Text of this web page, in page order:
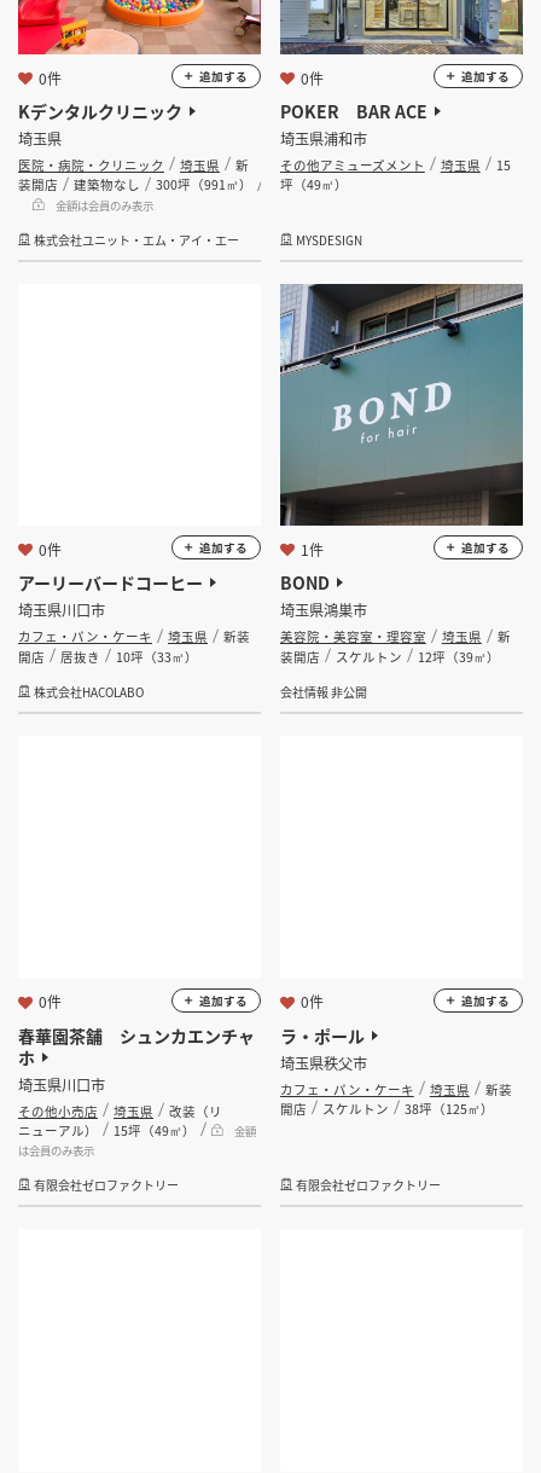
Kデンタルクリニック
埼玉県
医院・病院・クリニック 埼玉県
新
装開店
建築物なし 300坪（991㎡）
金額は会員のみ表示
株式会社ユニット・エム・アイ・エー
0件 追加する
POKER BAR ACE
埼玉県浦和市
その他アミューズメント 埼玉県
15
坪（49㎡）
MYSDESIGN
0件 追加する
アーリーバードコーヒー
埼玉県川口市
カフェ・パン・ケーキ 埼玉県
新装
開店
居抜き
10坪（33㎡）
株式会社HACOLABO
0件 追加する
BOND
埼玉県鴻巣市
美容院・美容室・理容室 埼玉県
新
装開店
スケルトン
12坪（39㎡）
会社情報 非公開
1件 追加する
春華園茶舗 シュンカエンチャ
ホ
埼玉県川口市
その他小売店 埼玉県
改装（リ
ニューアル）
15坪（49㎡）
金額
は会員のみ表示
有限会社ゼロファクトリー
0件 追加する
ラ・ポール
埼玉県秩父市
カフェ・パン・ケーキ 埼玉県
新装
開店
スケルトン 38坪（125㎡）
有限会社ゼロファクトリー
0件 追加する